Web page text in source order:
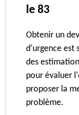
le 83
Obtenir un
d'urgence est
des
pour évaluer
proposer la
problème.